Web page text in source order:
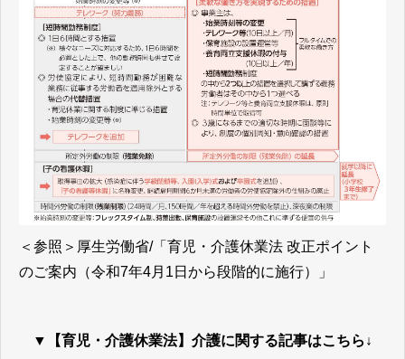
＜参照＞ 厚生労働省/「育児・介護休業法 改正ポイント
のご案内（令和7年4月1日から段階的に施行）」
▼【育児・介護休業法】介護に関する記事はこちら↓